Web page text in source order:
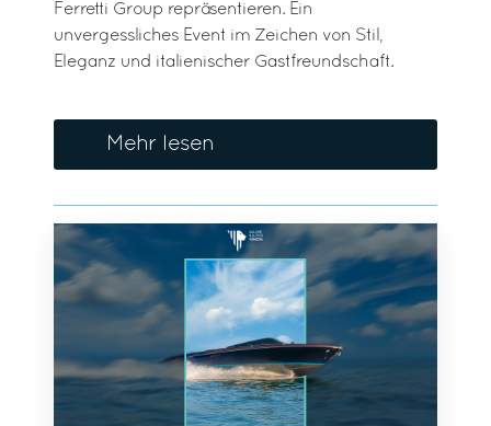
Ferretti Group repräsentieren. Ein
unvergessliches Event im Zeichen von Stil,
Eleganz und italienischer Gastfreundschaft.
Mehr lesen